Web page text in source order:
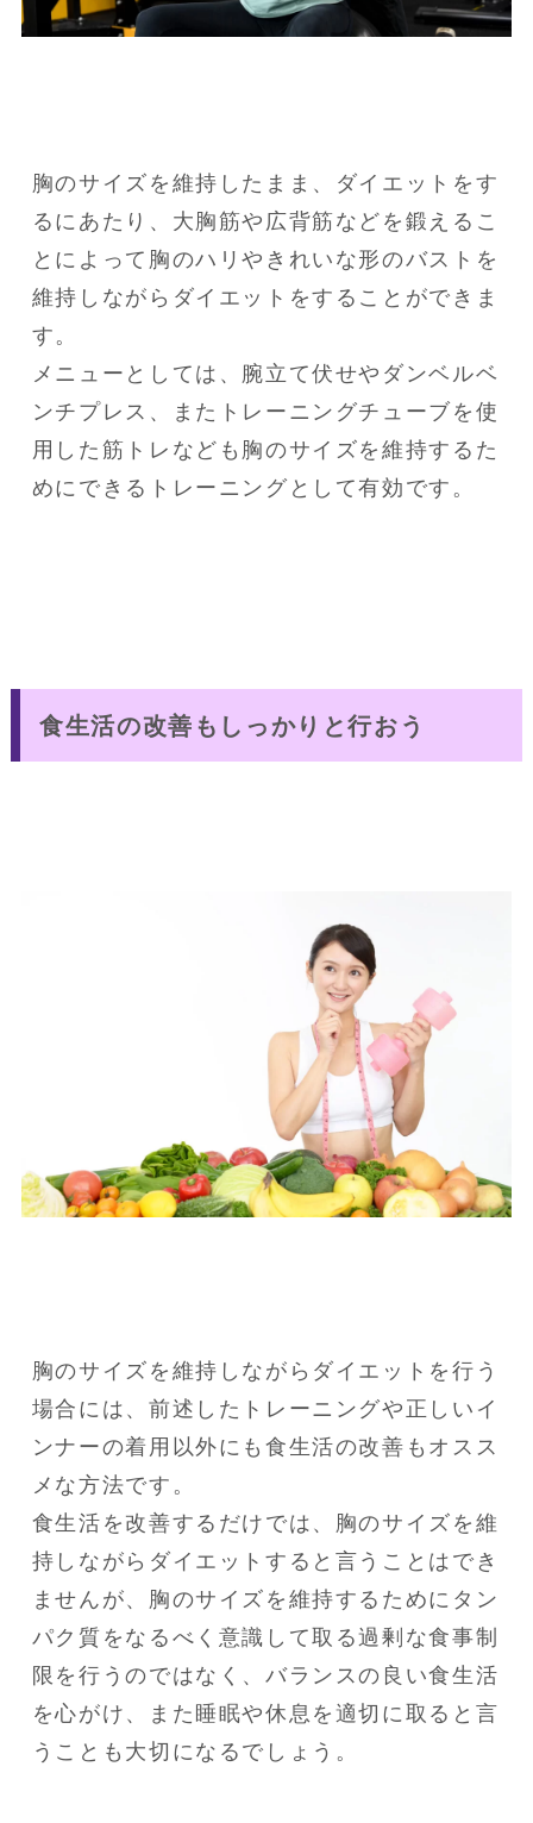
胸のサイズを維持したまま、ダイエットをす
るにあたり、大胸筋や広背筋などを鍛えるこ
とによって胸のハリやきれいな形のバストを
維持しながらダイエットをすることができま
す。
メニューとしては、腕立て伏せやダンベルベ
ンチプレス、またトレーニングチューブを使
用した筋トレなども胸のサイズを維持するた
めにできるトレーニングとして有効です。
食生活の改善もしっかりと行おう
胸のサイズを維持しながらダイエットを行う
場合には、前述したトレーニングや正しいイ
ンナーの着用以外にも食生活の改善もオスス
メな方法です。
食生活を改善するだけでは、胸のサイズを維
持しながらダイエットすると言うことはでき
ませんが、胸のサイズを維持するためにタン
パク質をなるべく意識して取る過剰な食事制
限を行うのではなく、バランスの良い食生活
を心がけ、また睡眠や休息を適切に取ると言
うことも大切になるでしょう。